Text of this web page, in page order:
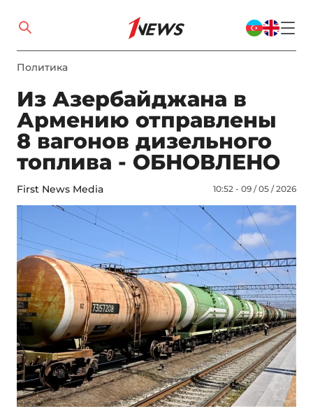
Политика
Из Азербайджана в
Армению отправлены
8 вагонов дизельного
топлива - ОБНОВЛЕНО
First News Media 10:52 - 09 / 05 / 2026